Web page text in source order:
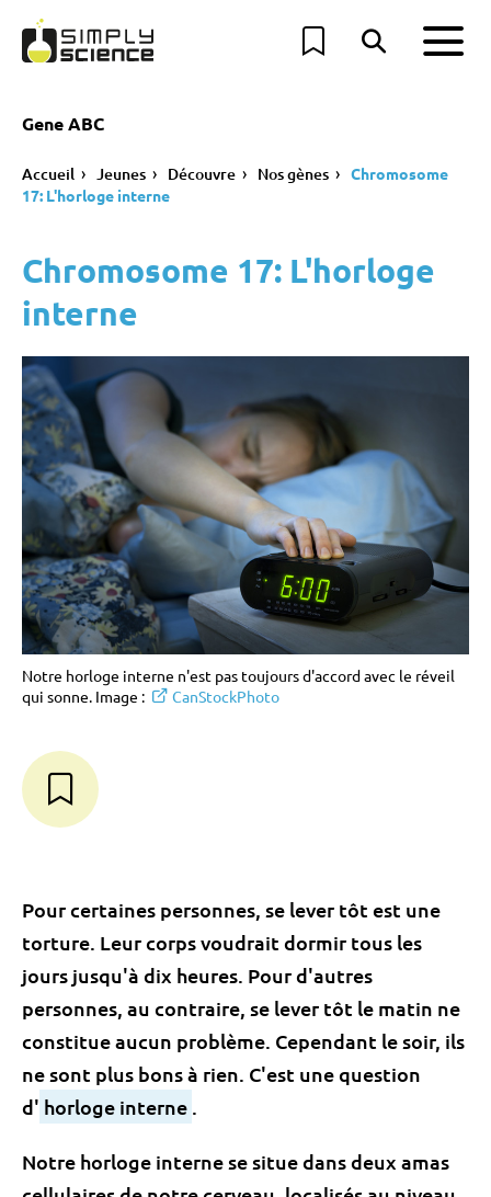
Gene ABC
Accueil Jeunes Découvre Nos gènes
Chromosome
17: L'horloge interne
Chromosome 17: L'horloge
interne
Notre horloge interne n'est pas toujours d'accord avec le réveil
qui sonne. Image :
CanStockPhoto
Pour certaines personnes, se lever tôt est une
torture. Leur corps voudrait dormir tous les
jours jusqu'à dix heures. Pour d'autres
personnes, au contraire, se lever tôt le matin ne
constitue aucun problème. Cependant le soir, ils
ne sont plus bons à rien. C'est une question
d' horloge interne .
Notre horloge interne se situe dans deux amas